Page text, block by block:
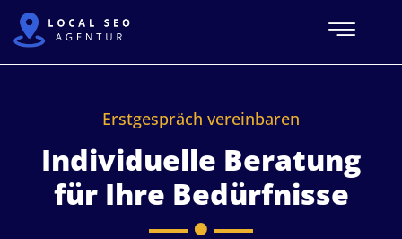
Erstgespräch vereinbaren
Individuelle Beratung
für Ihre Bedürfnisse